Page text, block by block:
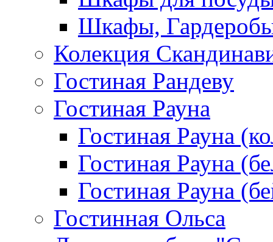
Шкафы,
Колекция
Гостиная Рандеву
Гостиная Рауна
Гостиная Рауна
Гостиная Рауна
Гостиная Рауна
Гостинная Ольса